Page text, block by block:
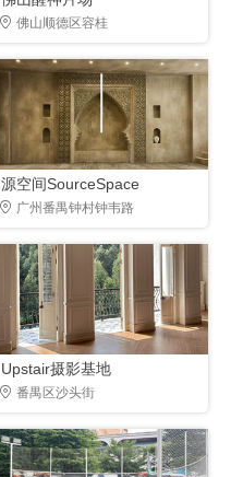
佛山顺德区容桂
源空间SourceSpace
广州番禺钟村钟韦路
Upstair摄影基地
番禺区沙头街